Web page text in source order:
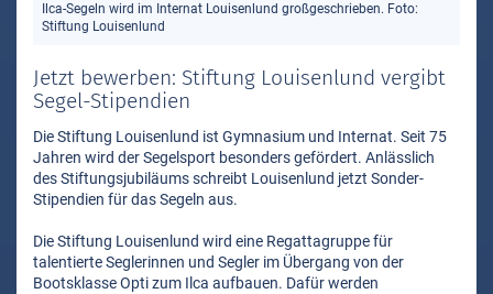
Ilca-Segeln wird im Internat Louisenlund großgeschrieben. Foto:
Stiftung Louisenlund
Jetzt bewerben: Stiftung Louisenlund vergibt
Segel-Stipendien
Die Stiftung Louisenlund ist Gymnasium und Internat. Seit 75
Jahren wird der Segelsport besonders gefördert. Anlässlich
des Stiftungsjubiläums schreibt Louisenlund jetzt Sonder-
Stipendien für das Segeln aus.
Die Stiftung Louisenlund wird eine Regattagruppe für
talentierte Seglerinnen und Segler im Übergang von der
Bootsklasse Opti zum Ilca aufbauen. Dafür werden